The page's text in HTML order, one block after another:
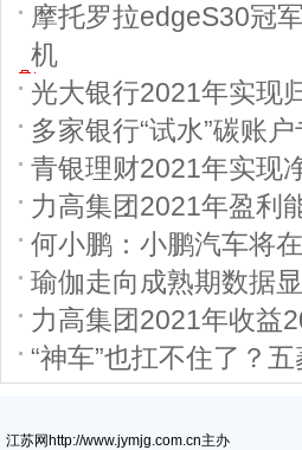
摩托罗拉edgeS30冠
机
光大银行2021年实现
多家银行“试水”碳账
青银理财2021年实现
力高集团2021年盈利
何小鹏：小鹏汽车将
瑜伽走向成熟期数据
力高集团2021年收益
“神车”也扛不住了？
江苏网http://www.jymjg.com.cn主办